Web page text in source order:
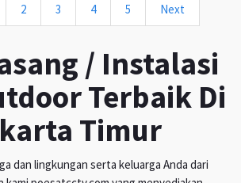
2 3 4 5 Next
/ Instalasi
Terbaik Di
Timur
dan lingkungan serta keluarga Anda dari